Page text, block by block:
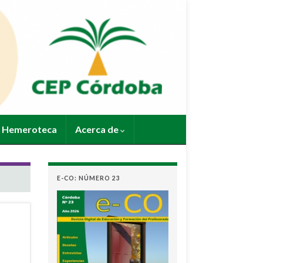
Hemeroteca Acerca de
E-CO: NÚMERO 23